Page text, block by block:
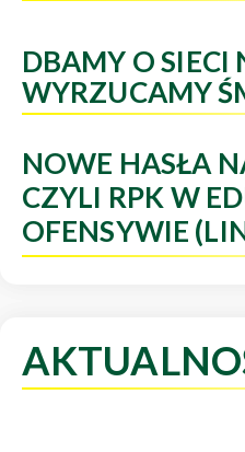
DBAMY O SIECI
WYRZUCAMY
NOWE HASŁA
CZYLI RPK W
OFENSYWIE